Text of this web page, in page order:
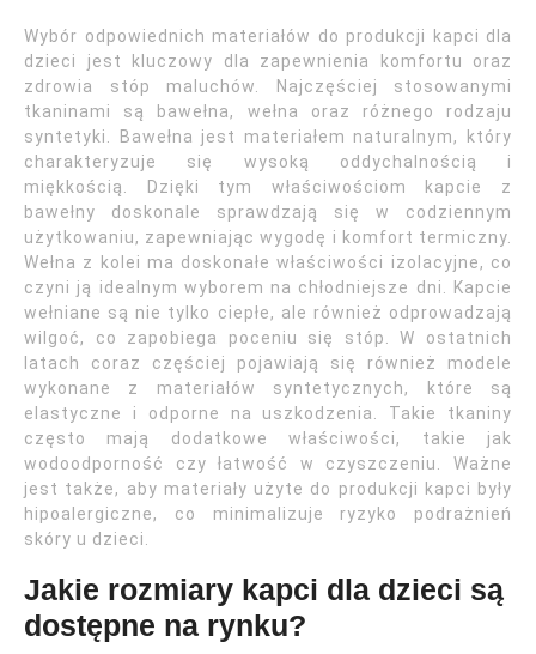
Wybór odpowiednich materiałów do produkcji kapci dla
dzieci jest kluczowy dla zapewnienia komfortu oraz
zdrowia stóp maluchów. Najczęściej stosowanymi
tkaninami są bawełna, wełna oraz różnego rodzaju
syntetyki. Bawełna jest materiałem naturalnym, który
charakteryzuje się wysoką oddychalnością i
miękkością. Dzięki tym właściwościom kapcie z
bawełny doskonale sprawdzają się w codziennym
użytkowaniu, zapewniając wygodę i komfort termiczny.
Wełna z kolei ma doskonałe właściwości izolacyjne, co
czyni ją idealnym wyborem na chłodniejsze dni. Kapcie
wełniane są nie tylko ciepłe, ale również odprowadzają
wilgoć, co zapobiega poceniu się stóp. W ostatnich
latach coraz częściej pojawiają się również modele
wykonane z materiałów syntetycznych, które są
elastyczne i odporne na uszkodzenia. Takie tkaniny
często mają dodatkowe właściwości, takie jak
wodoodporność czy łatwość w czyszczeniu. Ważne
jest także, aby materiały użyte do produkcji kapci były
hipoalergiczne, co minimalizuje ryzyko podrażnień
skóry u dzieci.
Jakie rozmiary kapci dla dzieci są
dostępne na rynku?